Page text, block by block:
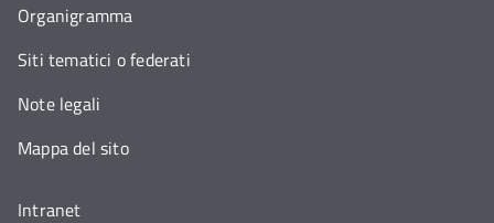
Organigramma
Siti tematici o federati
Note legali
Mappa del sito
Intranet